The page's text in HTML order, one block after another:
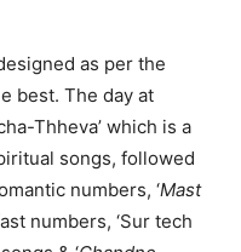
as per the
best. The day at
Thheva’ which is a
songs, followed
numbers, ‘Mast
numbers, ‘Sur tech